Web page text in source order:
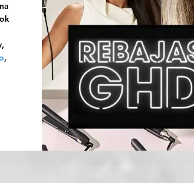
,